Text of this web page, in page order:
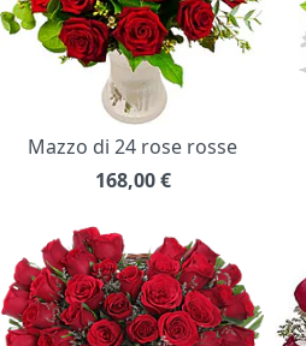
Mazzo di 24 rose rosse
168,00 €